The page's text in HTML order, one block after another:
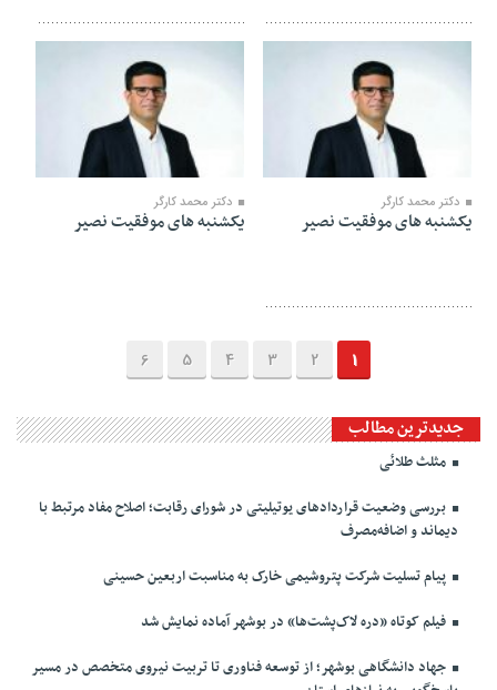
دکتر محمد کارگر
یکشنبه های موفقیت نصیر
دکتر محمد کارگر
یکشنبه های موفقیت نصیر
1
2
3
4
5
6
جدیدترین مطالب
مثلث طلائی
بررسی وضعیت قراردادهای یوتیلیتی در شورای رقابت؛ اصلاح مفاد مرتبط با
دیماند و اضافه‌مصرف
پیام تسلیت شرکت پتروشیمی خارک به مناسبت اربعین حسینی
فیلم کوتاه «دره لاک‌پشت‌ها» در بوشهر آماده نمایش شد
جهاد دانشگاهی بوشهر؛ از توسعه فناوری تا تربیت نیروی متخصص در مسیر